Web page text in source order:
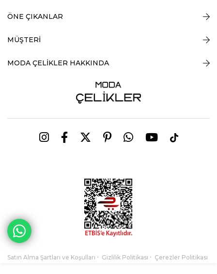
ÖNE ÇIKANLAR
MÜŞTERİ
MODA ÇELİKLER HAKKINDA
Satın Alma Şartları ve Koşulları Gizlilik Politikası Çerezler Politikası